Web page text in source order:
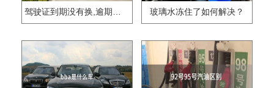
驾驶证到期没有换,逾期怎么办?? 玻璃水冻住了如何解决？